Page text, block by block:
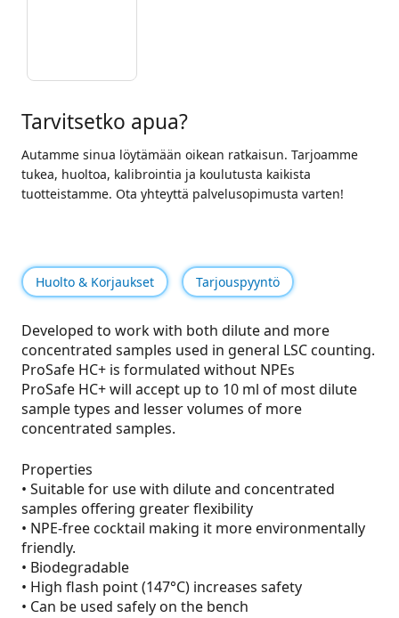
Tarvitsetko apua?
Autamme sinua löytämään oikean ratkaisun. Tarjoamme
tukea, huoltoa, kalibrointia ja koulutusta kaikista
tuotteistamme. Ota yhteyttä palvelusopimusta varten!
Huolto & Korjaukset Tarjouspyyntö
Developed to work with both dilute and more
concentrated samples used in general LSC counting.
ProSafe HC+ is formulated without NPEs
ProSafe HC+ will accept up to 10 ml of most dilute
sample types and lesser volumes of more
concentrated samples.
Properties
• Suitable for use with dilute and concentrated
samples offering greater flexibility
• NPE-free cocktail making it more environmentally
friendly.
• Biodegradable
• High flash point (147°C) increases safety
• Can be used safely on the bench